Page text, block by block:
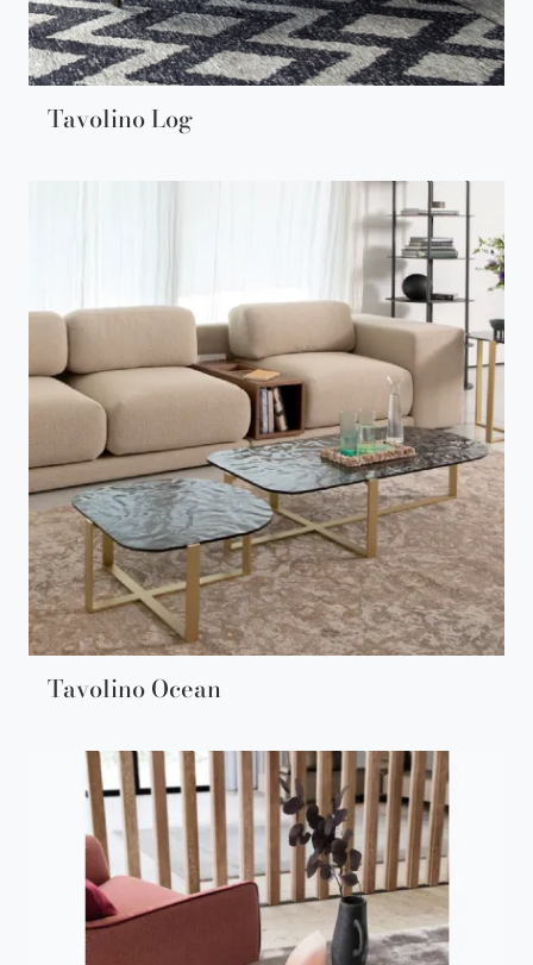
Tavolino Log
Tavolino Ocean